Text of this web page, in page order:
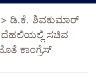
> ​ಡಿ.ಕೆ. ಶಿವಕುಮಾರ್
ದೆಹಲಿಯಲ್ಲಿ ಸಚಿವ
ಕಾಂಗ್ರೆಸ್